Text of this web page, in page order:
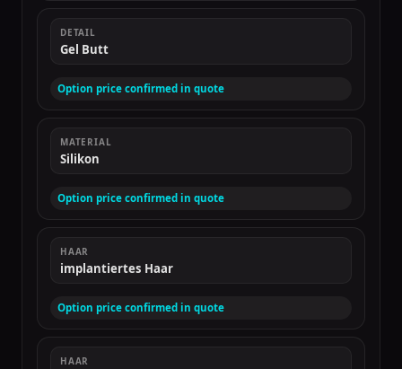
DETAIL
Gel Butt
Option price confirmed in quote
MATERIAL
Silikon
Option price confirmed in quote
HAAR
implantiertes Haar
Option price confirmed in quote
HAAR